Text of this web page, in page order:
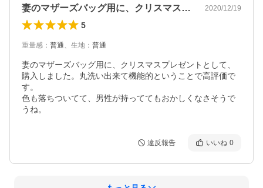
妻のマザーズバッグ用に、クリスマスプレ… 2020/12/19
5
重量感 ： 普通、 生地 ： 普通
妻のマザーズバッグ用に、クリスマスプレゼントとして、
購入しました。丸洗い出来て機能的ということで高評価で
す。
色も落ちついてて、男性が持っててもおかしくなさそうで
うね。
違反報告 いいね 0